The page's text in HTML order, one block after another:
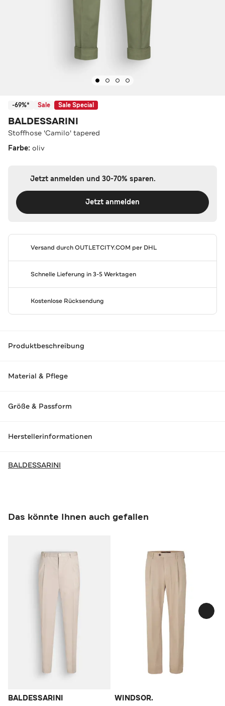
-69%* Sale Sale Special
BALDESSARINI
Stoffhose 'Camilo' tapered
Farbe: oliv
Jetzt anmelden und 30-70% sparen.
Jetzt anmelden
Versand durchOUTLETCITY.COM per DHL
Schnelle Lieferung in 3-5 Werktagen
Kostenlose Rücksendung
Produktbeschreibung
Material & Pflege
Größe & Passform
Herstellerinformationen
BALDESSARINI
Das könnte Ihnen auch gefallen
BALDESSARINI WINDSOR.